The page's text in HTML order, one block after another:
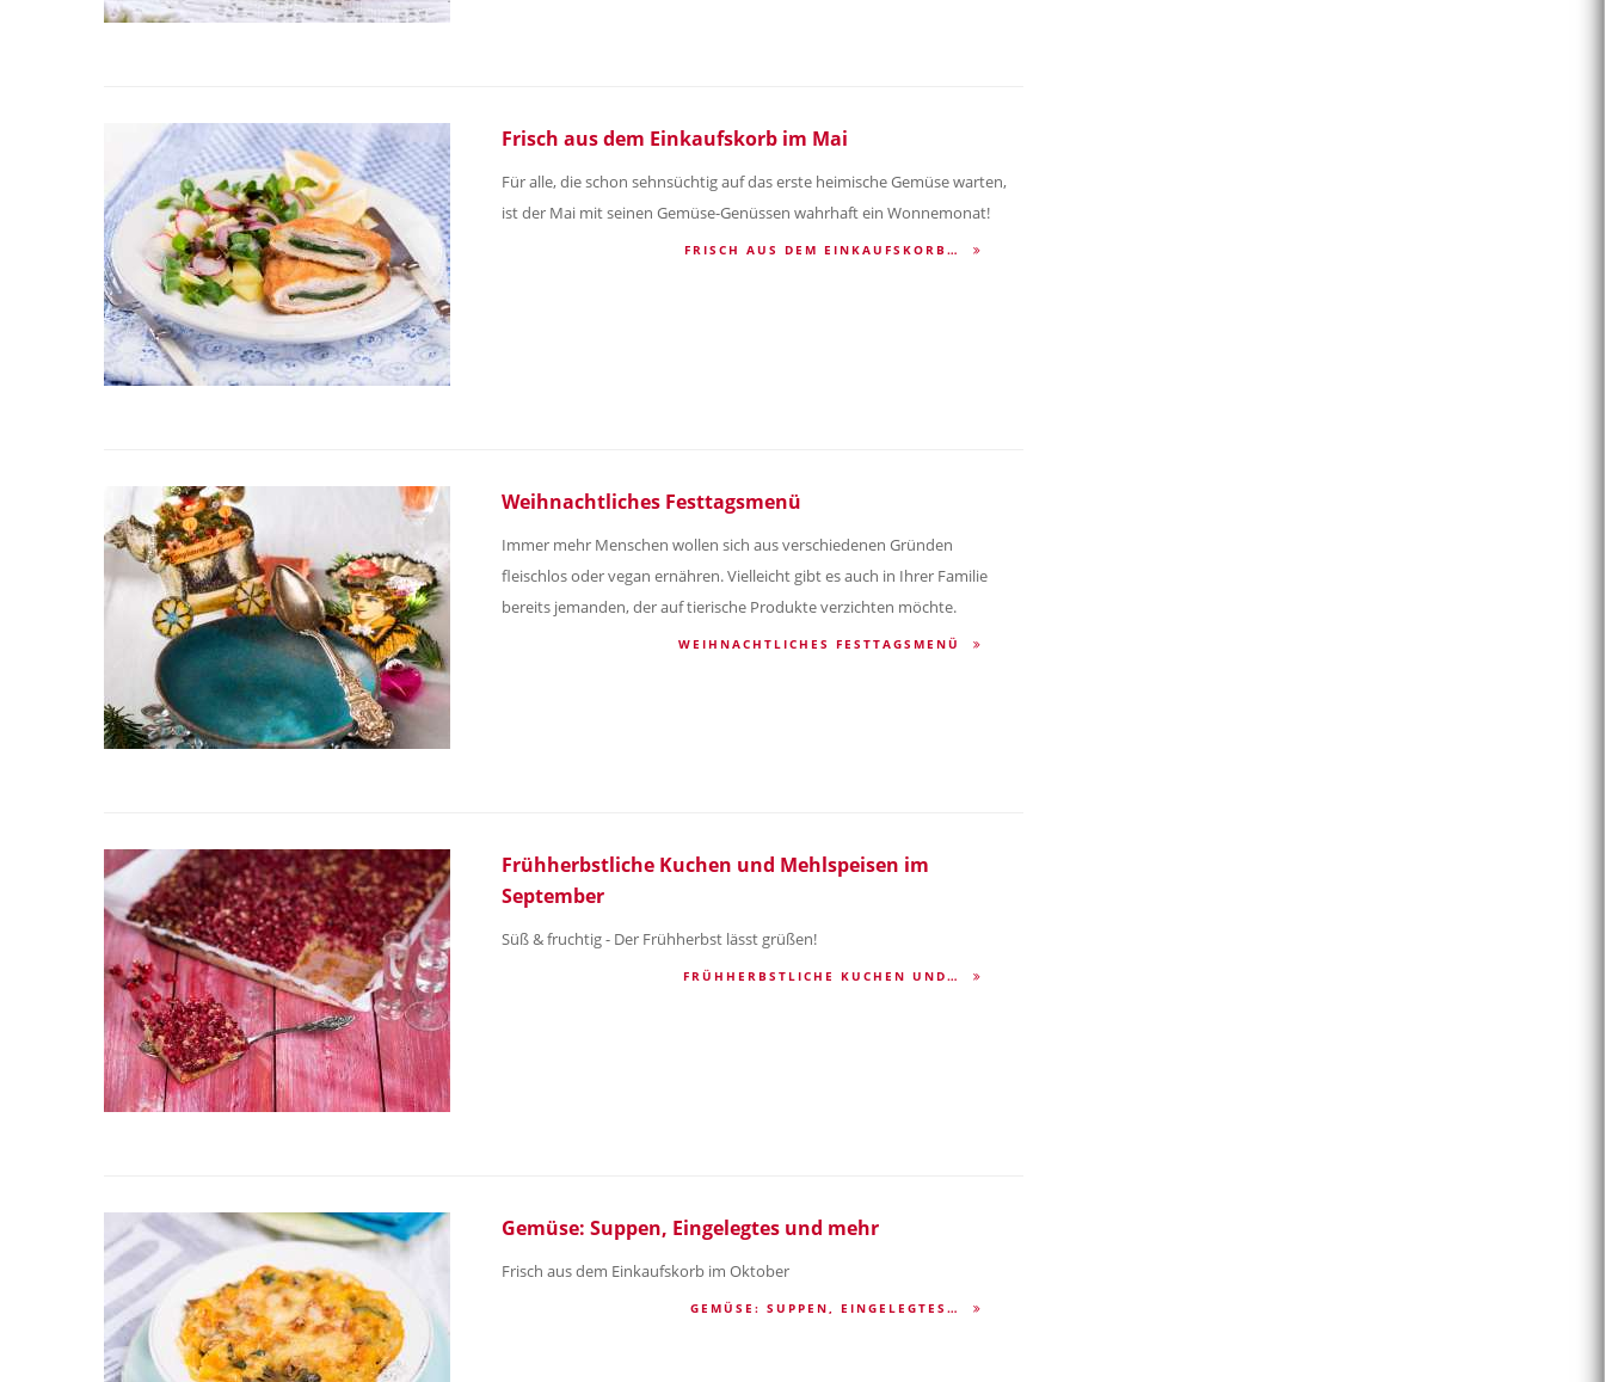
Frisch aus dem Einkaufskorb im Mai
Für alle, die schon sehnsüchtig auf das erste heimische Gemüse warten,
ist der Mai mit seinen Gemüse-Genüssen wahrhaft ein Wonnemonat!
FRISCH AUS DEM EINKAUFSKORB…
Weihnachtliches Festtagsmenü
Immer mehr Menschen wollen sich aus verschiedenen Gründen
fleischlos oder vegan ernähren. Vielleicht gibt es auch in Ihrer Familie
bereits jemanden, der auf tierische Produkte verzichten möchte.
WEIHNACHTLICHES FESTTAGSMENÜ
Frühherbstliche Kuchen und Mehlspeisen im
September
Süß & fruchtig - Der Frühherbst lässt grüßen!
FRÜHHERBSTLICHE KUCHEN UND…
Gemüse: Suppen, Eingelegtes und mehr
Frisch aus dem Einkaufskorb im Oktober
GEMÜSE: SUPPEN, EINGELEGTES…